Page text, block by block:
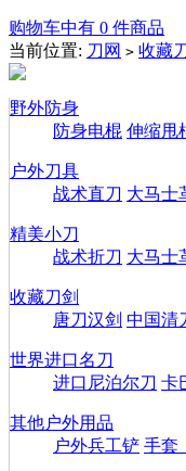
购物车中有 0 件商品
当前位置: 刀网 > 收藏
野外防身
防身电棍 伸缩甩
户外刀具
战术直刀 大马士
精美小刀
战术折刀 大马士
收藏刀剑
唐刀汉剑 中国清
世界进口名刀
进口尼泊尔刀 卡
其他户外用品
户外兵工铲 手套